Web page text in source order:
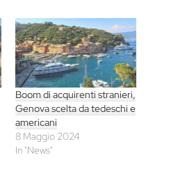
Boom di acquirenti stranieri,
Genova scelta da tedeschi e
americani
8 Maggio 2024
In "News"